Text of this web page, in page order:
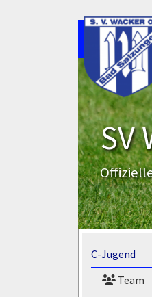
SV
C-Jugend
Team